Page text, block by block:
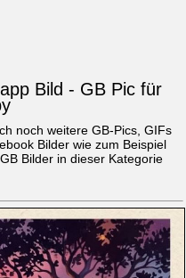
Bild - GB Pic für
noch weitere GB-Pics, GIFs
Bilder wie zum Beispiel
Bilder in dieser Kategorie